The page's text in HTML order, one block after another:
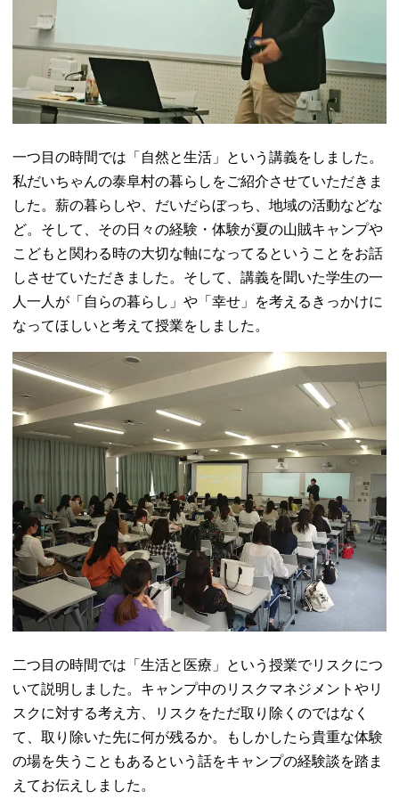
一つ目の時間では「自然と生活」という講義をしました。
私だいちゃんの泰阜村の暮らしをご紹介させていただきま
した。薪の暮らしや、だいだらぼっち、地域の活動などな
ど。そして、その日々の経験・体験が夏の山賊キャンプや
こどもと関わる時の大切な軸になってるということをお話
しさせていただきました。そして、講義を聞いた学生の一
人一人が「自らの暮らし」や「幸せ」を考えるきっかけに
なってほしいと考えて授業をしました。
二つ目の時間では「生活と医療」という授業でリスクにつ
いて説明しました。キャンプ中のリスクマネジメントやリ
スクに対する考え方、リスクをただ取り除くのではなく
て、取り除いた先に何が残るか。もしかしたら貴重な体験
の場を失うこともあるという話をキャンプの経験談を踏ま
えてお伝えしました。